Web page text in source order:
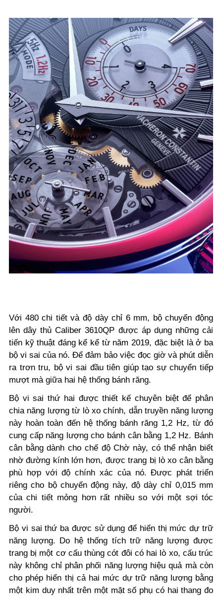
Với 480 chi tiết và độ dày chỉ 6 mm, bộ chuyển động
lên dây thủ Caliber 3610QP được áp dụng những cải
tiến kỹ thuật đáng kể kể từ năm 2019, đặc biệt là ở ba
bộ vi sai của nó. Để đảm bảo việc đọc giờ và phút diễn
ra trơn tru, bộ vi sai đầu tiên giúp tạo sự chuyển tiếp
mượt mà giữa hai hệ thống bánh răng.
Bộ vi sai thứ hai được thiết kế chuyên biệt để phân
chia năng lượng từ lò xo chính, dẫn truyền năng lượng
này hoàn toàn đến hệ thống bánh răng 1,2 Hz, từ đó
cung cấp năng lượng cho bánh cân bằng 1,2 Hz. Bánh
cân bằng dành cho chế độ Chờ này, có thể nhận biết
nhờ đường kính lớn hơn, được trang bị lò xo cân bằng
phù hợp với độ chính xác của nó. Được phát triển
riêng cho bộ chuyển động này, độ dày chỉ 0,015 mm
của chi tiết mỏng hơn rất nhiều so với một sợi tóc
người.
Bộ vi sai thứ ba được sử dụng để hiển thị mức dự trữ
năng lượng. Do hệ thống tích trữ năng lượng được
trang bị một cơ cấu thùng cót đôi có hai lò xo, cấu trúc
này không chỉ phân phối năng lượng hiệu quả mà còn
cho phép hiển thị cả hai mức dự trữ năng lượng bằng
một kim duy nhất trên một mặt số phụ có hai thang đo